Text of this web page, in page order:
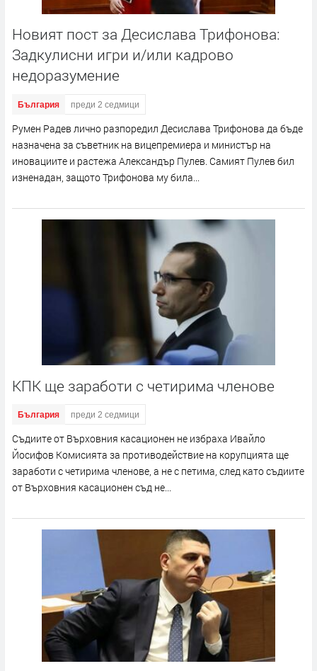
Новият пост за Десислава Трифонова:
Задкулисни игри и/или кадрово
недоразумение
България преди 2 седмици
Румен Радев лично разпоредил Десислава Трифонова да бъде
назначена за съветник на вицепремиера и министър на
иновациите и растежа Александър Пулев. Самият Пулев бил
изненадан, защото Трифонова му била...
КПК ще заработи с четирима членове
България преди 2 седмици
Съдиите от Върховния касационен не избраха Ивайло
Йосифов Комисията за противодействие на корупцията ще
заработи с четирима членове, а не с петима, след като съдиите
от Върховния касационен съд не...